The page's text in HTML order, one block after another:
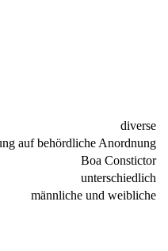
diverse
auf behördliche Anordnung
Boa Constictor
unterschiedlich
männliche und weibliche